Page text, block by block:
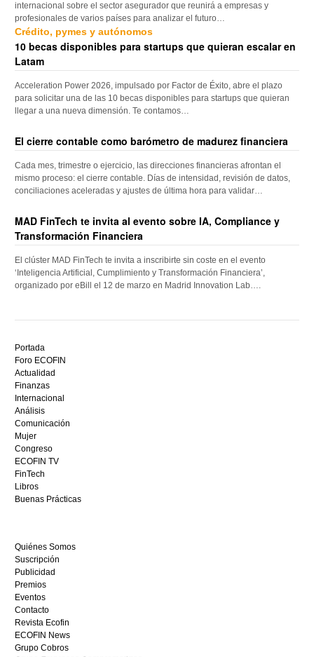
internacional sobre el sector asegurador que reunirá a empresas y
profesionales de varios países para analizar el futuro…
Crédito, pymes y autónomos
10 becas disponibles para startups que quieran escalar en
Latam
Acceleration Power 2026, impulsado por Factor de Éxito, abre el plazo
para solicitar una de las 10 becas disponibles para startups que quieran
llegar a una nueva dimensión. Te contamos…
El cierre contable como barómetro de madurez financiera
Cada mes, trimestre o ejercicio, las direcciones financieras afrontan el
mismo proceso: el cierre contable. Días de intensidad, revisión de datos,
conciliaciones aceleradas y ajustes de última hora para validar…
MAD FinTech te invita al evento sobre IA, Compliance y
Transformación Financiera
El clúster MAD FinTech te invita a inscribirte sin coste en el evento
‘Inteligencia Artificial, Cumplimiento y Transformación Financiera’,
organizado por eBill el 12 de marzo en Madrid Innovation Lab….
mejor
bono
sin
depósito
casino
en
España,
visita
este
sitio
restaurantedonmauro.es
y
ganar
hoy
mismo.
Portada
Foro ECOFIN
Actualidad
Finanzas
Internacional
Análisis
Comunicación
Mujer
Congreso
ECOFIN TV
FinTech
Libros
Buenas Prácticas
Quiénes Somos
Suscripción
Publicidad
Premios
Eventos
Contacto
Revista Ecofin
ECOFIN News
Grupo Cobros